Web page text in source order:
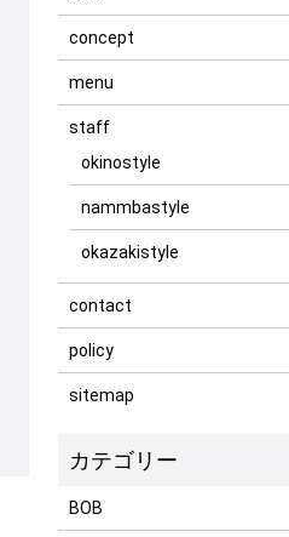
concept
menu
staff
okinostyle
nammbastyle
okazakistyle
contact
policy
sitemap
BOB